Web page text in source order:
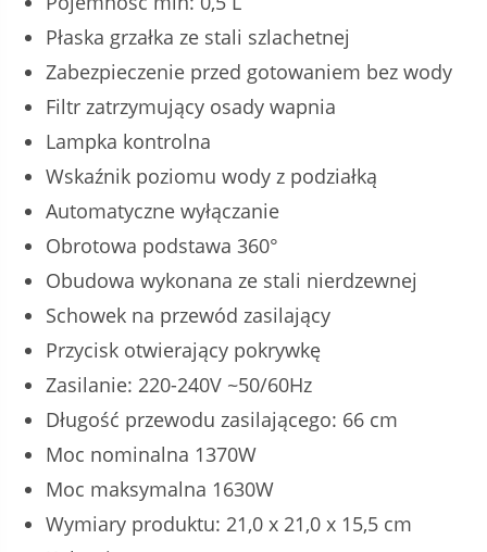
Płaska grzałka ze stali szlachetnej
Zabezpieczenie przed gotowaniem bez wody
Filtr zatrzymujący osady wapnia
Lampka kontrolna
Wskaźnik poziomu wody z podziałką
Automatyczne wyłączanie
Obrotowa podstawa 360°
Obudowa wykonana ze stali nierdzewnej
Schowek na przewód zasilający
Przycisk otwierający pokrywkę
Zasilanie: 220-240V ~50/60Hz
Długość przewodu zasilającego: 66 cm
Moc nominalna 1370W
Moc maksymalna 1630W
Wymiary produktu: 21,0 x 21,0 x 15,5 cm